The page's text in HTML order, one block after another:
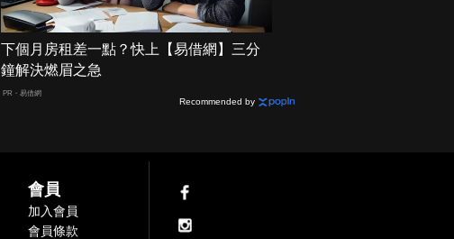
下個月房租差一點？快上【易借網】三分
鐘解決燃眉之急
PR・易借網
Recommended by
會員
加入會員
會員條款